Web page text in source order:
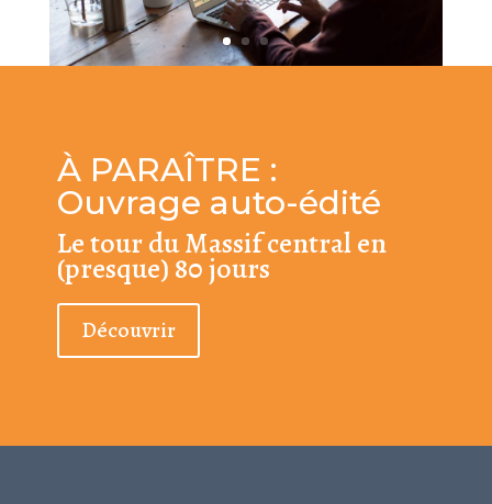
À PARAÎTRE :
Ouvrage auto-édité
Le tour du Massif central en
(presque) 80 jours
Découvrir